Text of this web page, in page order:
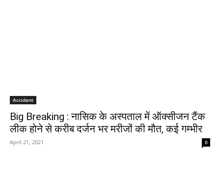
Accident
Big Breaking : नासिक के अस्पताल में ऑक्सीजन टैंक
लीक होने से करीब दर्जन भर मरीजों की मौत, कई गम्भीर
April 21, 2021 0